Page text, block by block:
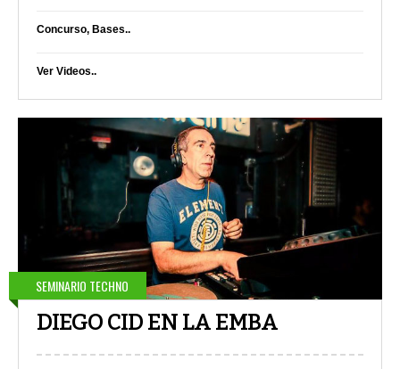
Concurso, Bases..
Ver Videos..
SEMINARIO TECHNO
DIEGO CID EN LA EMBA